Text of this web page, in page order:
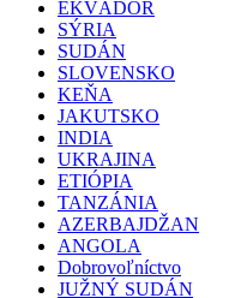
EKVÁDOR
SÝRIA
SUDÁN
SLOVENSKO
KEŇA
JAKUTSKO
INDIA
UKRAJINA
ETIÓPIA
TANZÁNIA
AZERBAJDŽAN
ANGOLA
Dobrovoľníctvo
JUŽNÝ SUDÁN